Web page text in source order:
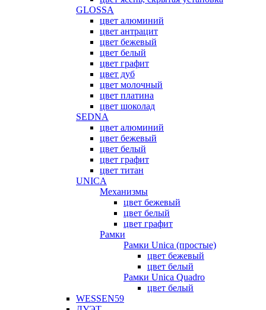
GLOSSA
цвет алюминий
цвет антрацит
цвет бежевый
цвет белый
цвет графит
цвет дуб
цвет молочный
цвет платина
цвет шоколад
SEDNA
цвет алюминий
цвет бежевый
цвет белый
цвет графит
цвет титан
UNICA
Механизмы
цвет бежевый
цвет белый
цвет графит
Рамки
Рамки Unica (простые)
цвет бежевый
цвет белый
Рамки Unica Quadro
цвет белый
WESSEN59